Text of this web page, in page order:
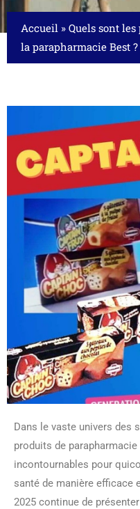
Accueil » Quels sont
la parapharmacie Best ?
Dans le vaste univers des
produits de
incontournables pour
santé de manière efficace
2025 continue de